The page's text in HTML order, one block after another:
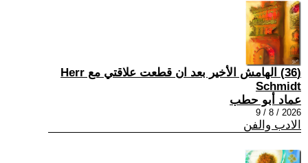
(36) الهامش الأخير بعد ان قطعت علاقتي مع Herr
Schmidt
عماد أبو حطب
2026 / 8 / 9
الادب والفن